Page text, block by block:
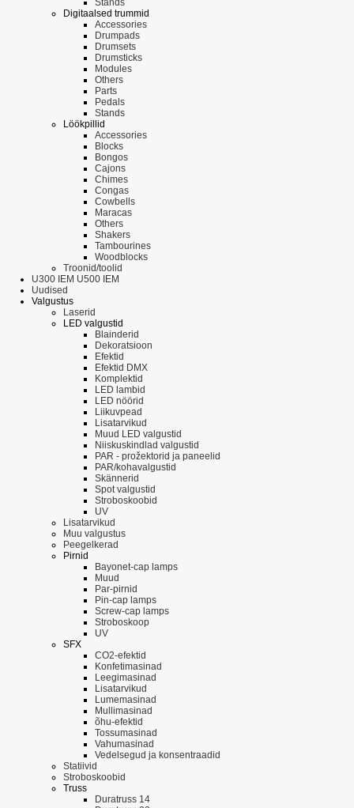
Stands
Digitaalsed trummid
Accessories
Drumpads
Drumsets
Drumsticks
Modules
Others
Parts
Pedals
Stands
Löökpillid
Accessories
Blocks
Bongos
Cajons
Chimes
Congas
Cowbells
Maracas
Others
Shakers
Tambourines
Woodblocks
Troonid/toolid
U300 IEM U500 IEM
Uudised
Valgustus
Laserid
LED valgustid
Blainderid
Dekoratsioon
Efektid
Efektid DMX
Komplektid
LED lambid
LED nöörid
Liikuvpead
Lisatarvikud
Muud LED valgustid
Niiskuskindlad valgustid
PAR - prožektorid ja paneelid
PAR/kohavalgustid
Skännerid
Spot valgustid
Stroboskoobid
UV
Lisatarvikud
Muu valgustus
Peegelkerad
Pirnid
Bayonet-cap lamps
Muud
Par-pirnid
Pin-cap lamps
Screw-cap lamps
Stroboskoop
UV
SFX
CO2-efektid
Konfetimasinad
Leegimasinad
Lisatarvikud
Lumemasinad
Mullimasinad
õhu-efektid
Tossumasinad
Vahumasinad
Vedelsegud ja konsentraadid
Statiivid
Stroboskoobid
Truss
Duratruss 14